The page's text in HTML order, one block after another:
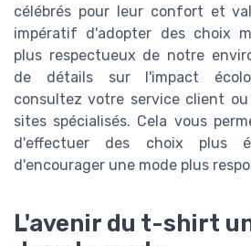
célébrés pour leur confort et
impératif d'adopter des choix
plus respectueux de notre
de détails sur l'impact
consultez votre service client
sites spécialisés. Cela vous
d'effectuer des choix plus
d'encourager une mode plus
L'avenir du t-shirt